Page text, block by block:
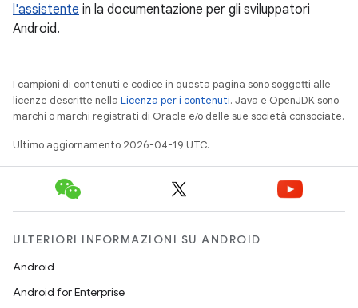
l'assistente in la documentazione per gli sviluppatori
Android.
I campioni di contenuti e codice in questa pagina sono soggetti alle
licenze descritte nella Licenza per i contenuti. Java e OpenJDK sono
marchi o marchi registrati di Oracle e/o delle sue società consociate.
Ultimo aggiornamento 2026-04-19 UTC.
ULTERIORI INFORMAZIONI SU ANDROID
Android
Android for Enterprise